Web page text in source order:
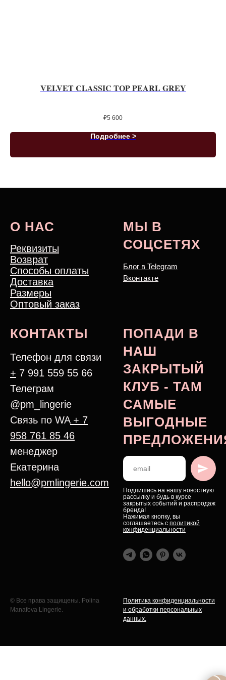
VELVET CLASSIC TOP PEARL GREY
₽5 600
Подробнее >
О НАС
Реквизиты
Возврат
Способы оплаты
Доставка
Размеры
Оптовый заказ
МЫ В
СОЦСЕТЯХ
Блог в Telegram
Вконтакте
КОНТАКТЫ
Телефон для связи
+ 7 991 559 55 66
Телеграм
@pm_lingerie
Связь по WA+ 7
958 761 85 46
менеджер
Екатерина
hello@pmlingerie.com
ПОПАДИ В
НАШ
ЗАКРЫТЫЙ
КЛУБ - ТАМ
САМЫЕ
ВЫГОДНЫЕ
Подпишись на нашу новостную
рассылку и будь в курсе
закрытых событий и распродаж
бренда!
Нажимая кнопку, вы
соглашаетесь с политикой
конфиденциальности
© Все права защищены. Polina
Manafova Lingerie.
Политика конфиденциальности
и обработки персональных
данных.